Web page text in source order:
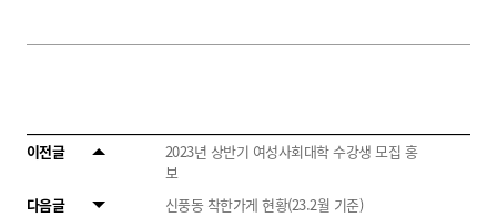
이전글
2023년 상반기 여성사회대학 수강생 모집 홍
보
다음글
신풍동 착한가게 현황(23.2월 기준)